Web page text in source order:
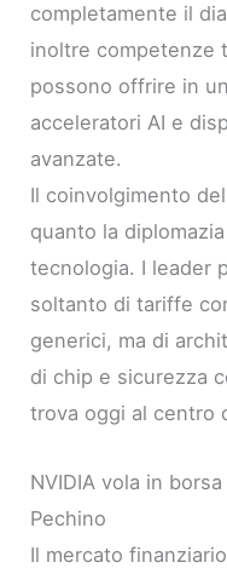
completamente il
inoltre competenze
possono offrire in
acceleratori AI e
avanzate.
Il coinvolgimento
quanto la
tecnologia. I leader
soltanto di tariffe
generici, ma di
di chip e sicurezza
trova oggi al centro
NVIDIA vola in
Pechino
Il mercato